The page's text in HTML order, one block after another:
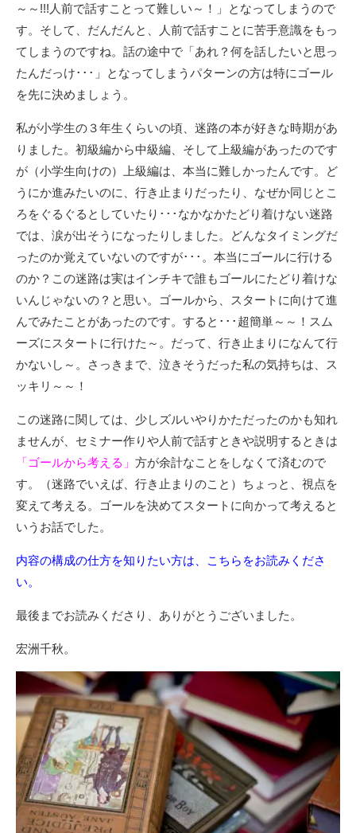
～～!!!人前で話すことって難しい～！」となってしまうので
す。そして、だんだんと、人前で話すことに苦手意識をもっ
てしまうのですね。話の途中で「あれ？何を話したいと思っ
たんだっけ･･･」となってしまうパターンの方は特にゴール
を先に決めましょう。
私が小学生の３年生くらいの頃、迷路の本が好きな時期があ
りました。初級編から中級編、そして上級編があったのです
が（小学生向けの）上級編は、本当に難しかったんです。ど
うにか進みたいのに、行き止まりだったり、なぜか同じとこ
ろをぐるぐるとしていたり･･･なかなかたどり着けない迷路
では、涙が出そうになったりしました。どんなタイミングだ
ったのか覚えていないのですが･･･。本当にゴールに行ける
のか？この迷路は実はインチキで誰もゴールにたどり着けな
いんじゃないの？と思い。ゴールから、スタートに向けて進
んでみたことがあったのです。すると･･･超簡単～～！スム
ーズにスタートに行けた～。だって、行き止まりになんて行
かないし～。さっきまで、泣きそうだった私の気持ちは、ス
ッキリ～～！
この迷路に関しては、少しズルいやりかただったのかも知れ
ませんが、セミナー作りや人前で話すときや説明するときは
「ゴールから考える」 方が余計なことをしなくて済むので
す。（迷路でいえば、行き止まりのこと）ちょっと、視点を
変えて考える。ゴールを決めてスタートに向かって考えると
いうお話でした。
内容の構成の仕方を知りたい方は、こちらをお読みくださ
い。
最後までお読みくださり、ありがとうございました。
宏洲千秋。